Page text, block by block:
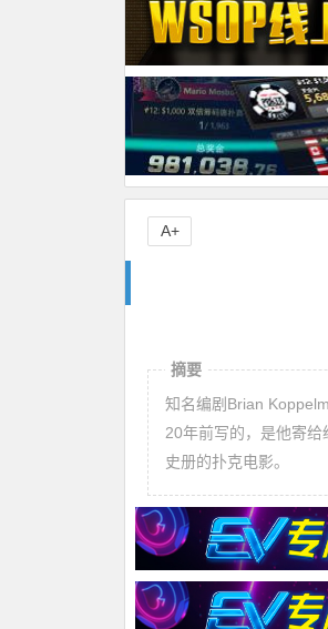
摘要
知名编剧Brian
20年前写的，是他寄
史册的扑克电影。
A+